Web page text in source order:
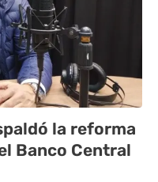
la reforma
Banco Central